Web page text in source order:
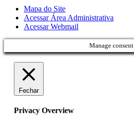
Mapa do Site
Acessar Área Administrativa
Acessar Webmail
Manage consent
Fechar
Privacy Overview